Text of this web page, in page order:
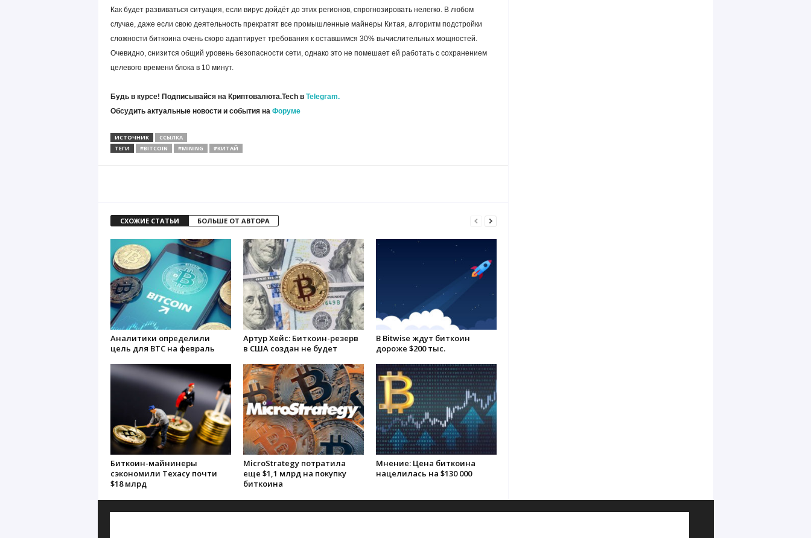
Как будет развиваться ситуация, если вирус дойдёт до этих регионов, спрогнозировать нелегко. В любом
случае, даже если свою деятельность прекратят все промышленные майнеры Китая, алгоритм подстройки
сложности биткоина очень скоро адаптирует требования к оставшимся 30% вычислительных мощностей.
Очевидно, снизится общий уровень безопасности сети, однако это не помешает ей работать с сохранением
целевого времени блока в 10 минут.
Будь в курсе! Подписывайся на Криптовалюта.Tech в Telegram.
Обсудить актуальные новости и события на Форуме
ИСТОЧНИК
ССЫЛКА
ТЕГИ
#BITCOIN #MINING #КИТАЙ
СХОЖИЕ СТАТЬИ БОЛЬШЕ ОТ АВТОРА
Аналитики определили
цель для BTC на февраль
Артур Хейс: Биткоин-резерв
в США создан не будет
В Bitwise ждут биткоин
дороже $200 тыс.
Биткоин-майнинеры
сэкономили Техасу почти
$18 млрд
MicroStrategy потратила
еще $1,1 млрд на покупку
биткоина
Мнение: Цена биткоина
нацелилась на $130 000